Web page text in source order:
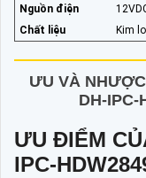
Nguồn điện
Chất liệu
Kim
ƯU VÀ
DH-IPC-
ƯU ĐIỂM
IPC-